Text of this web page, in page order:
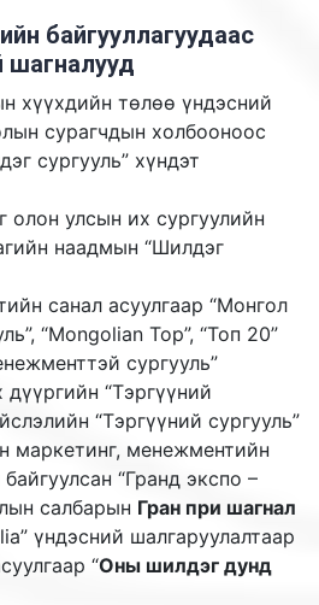
байгууллагуудаас
шагналууд
хүүхдийн төлөө үндэсний
сурагчдын холбооноос
сургууль” хүндэт
олон улсын их сургуулийн
наадмын “Шилдэг
санал асуулгаар “Монгол
“Mongolian Top”, “Топ 20”
сургууль”
дүүргийн “Тэргүүний
“Тэргүүний сургууль”
маркетинг, менежментийн
“Гранд экспо –
салбарын Гран при шагнал
үндэсний шалгаруулалтаар
“Оны шилдэг дунд